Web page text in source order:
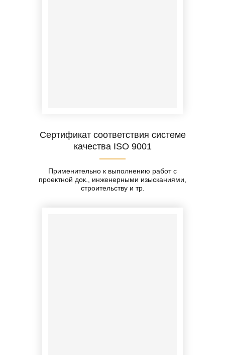
Сертификат соответствия системе
качества ISO 9001
Применительно к выполнению работ с
проектной док., инженерными изысканиями,
строительству и тр.